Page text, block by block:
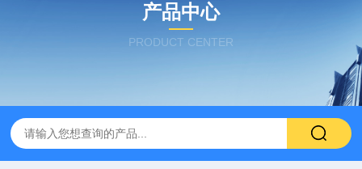
产品中心
PRODUCT CENTER